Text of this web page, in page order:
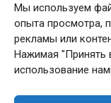
Мы используем
опыта просмотра,
рекламы или
Нажимая "Принять
использование
Первое
после 11
непростое